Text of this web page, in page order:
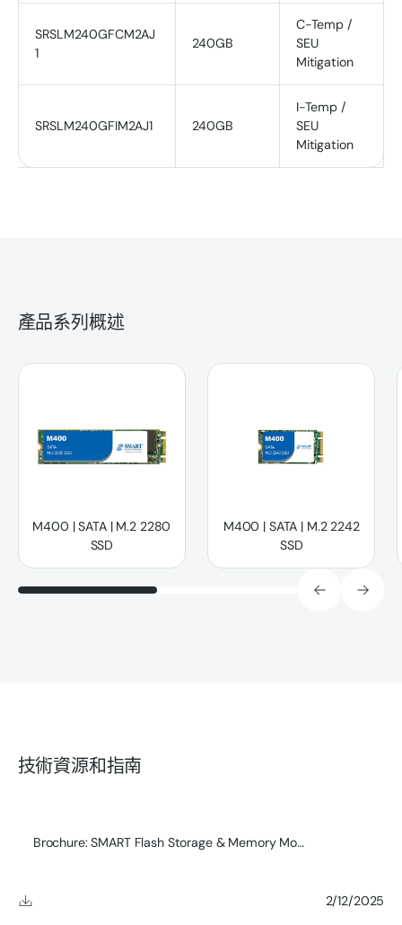
SRSLM240GFCM2AJ
1
240GB
C-Temp /
SEU
Mitigation
SRSLM240GFIM2AJ1 240GB
I-Temp /
SEU
Mitigation
產品系列概述
M400 | SATA | M.2 2280
SSD
M400 | SATA | M.2 2242
SSD
技術資源和指南
Brochure: SMART Flash Storage & Memory Module Product
2/12/2025